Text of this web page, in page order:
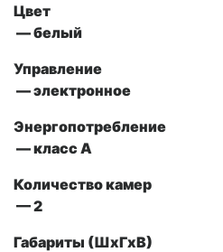
Цвет
— белый
Управление
—электронное
Энергопотребление
— класс А
Количество камер
— 2
Габариты (ШxГxВ)